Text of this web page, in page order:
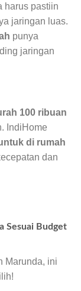
harus pastiin
jaringan luas.
punya
jaringan
100 ribuan
IndiHome
di rumah
dan
Sesuai Budget
Marunda, ini